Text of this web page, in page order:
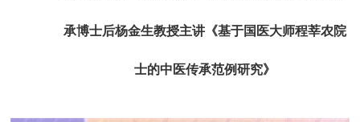
承博士后杨金生教授主讲《基于国医大师程莘农院
士的中医传承范例研究》